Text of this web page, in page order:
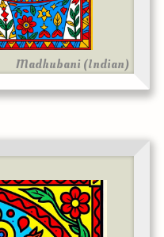
Madhubani (Indian)